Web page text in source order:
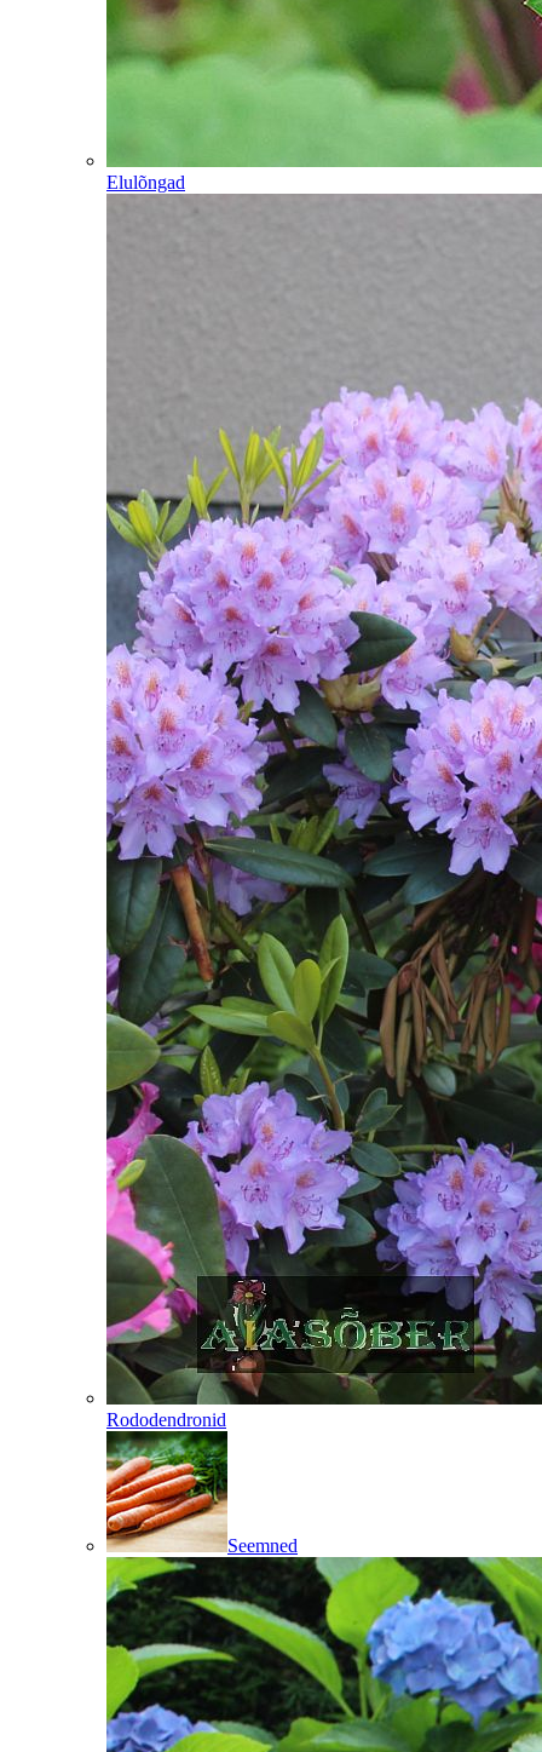
Elulõngad
Rododendronid
Seemned